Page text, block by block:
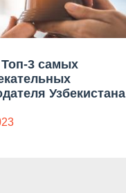
Топ-3 самых
Узбекистана